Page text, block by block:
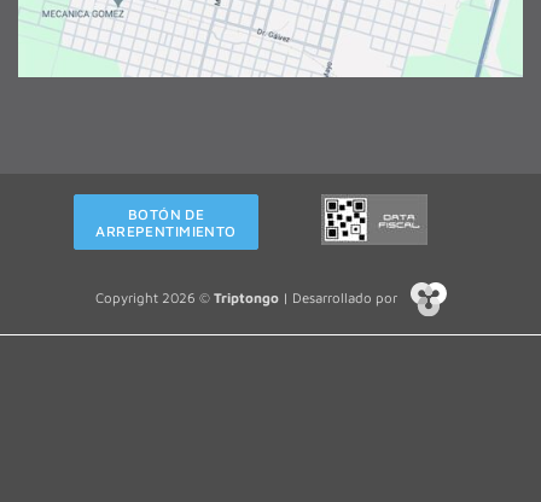
BOTÓN DE
ARREPENTIMIENTO
Copyright 2026 © Triptongo| Desarrollado por